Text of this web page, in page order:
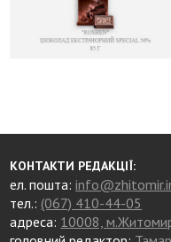
КОНТАКТИ РЕДАКЦІЇ:
ел. пошта:
тел.: (067) 410-44-05
адреса: 10008,